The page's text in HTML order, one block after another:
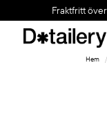
Fraktfritt
Hem